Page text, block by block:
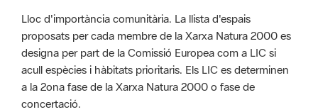
Lloc d'importància comunitària. La llista d'espais
proposats per cada membre de la Xarxa Natura 2000 es
designa per part de la Comissió Europea com a LIC si
acull espècies i hàbitats prioritaris. Els LIC es determinen
a la 2ona fase de la Xarxa Natura 2000 o fase de
concertació.